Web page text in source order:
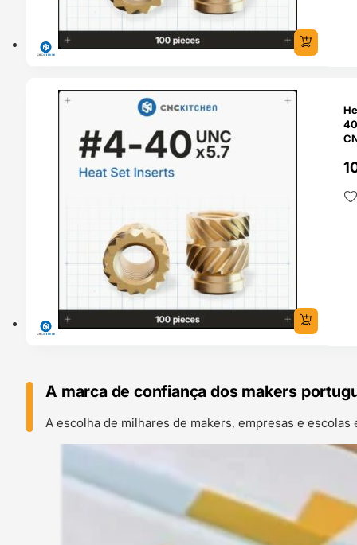
A marca de confiança dos makers
A escolha de milhares de makers, empresas e escolas